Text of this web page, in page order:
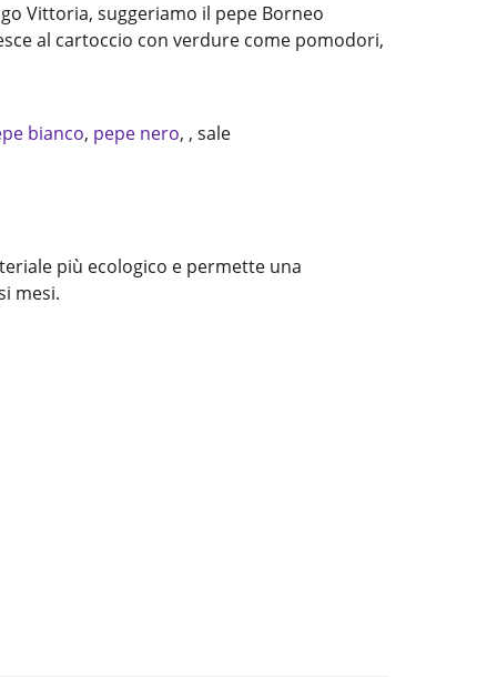
Vittoria, suggeriamo il pepe Borneo
al cartoccio con verdure come pomodori,
bianco, pepe nero, , sale
più ecologico e permette una
mesi.